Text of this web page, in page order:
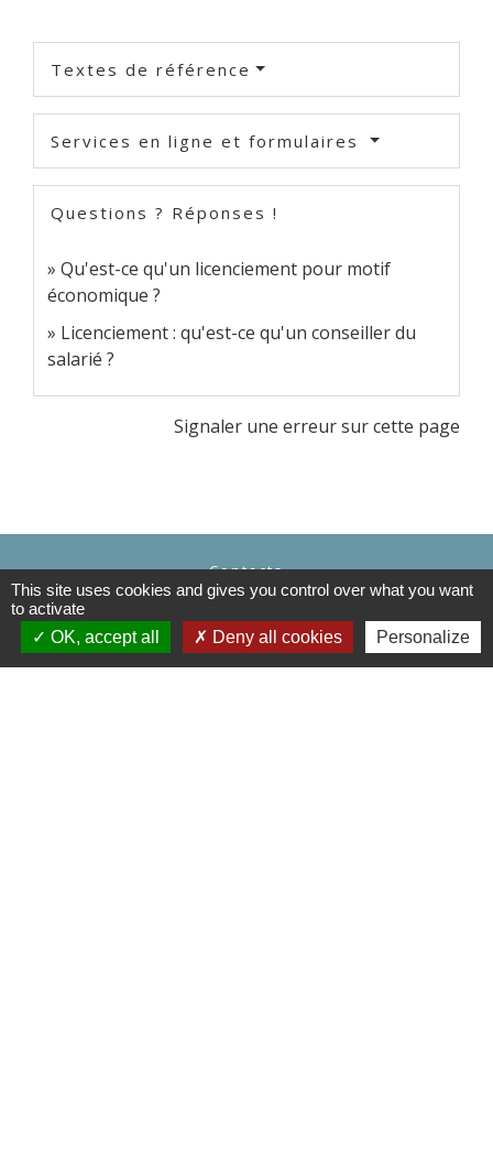
Textes de référence
Services en ligne et formulaires
Questions ? Réponses !
Qu'est-ce qu'un licenciement pour motif
économique ?
Licenciement : qu'est-ce qu'un conseiller du
salarié ?
Signaler une erreur sur cette page
Contacts
Doméliers
Rue Principale
60360 Doméliers - FRANCE
This site uses cookies and gives you control over what you want
to activate
OK, accept all
Deny all cookies Personalize